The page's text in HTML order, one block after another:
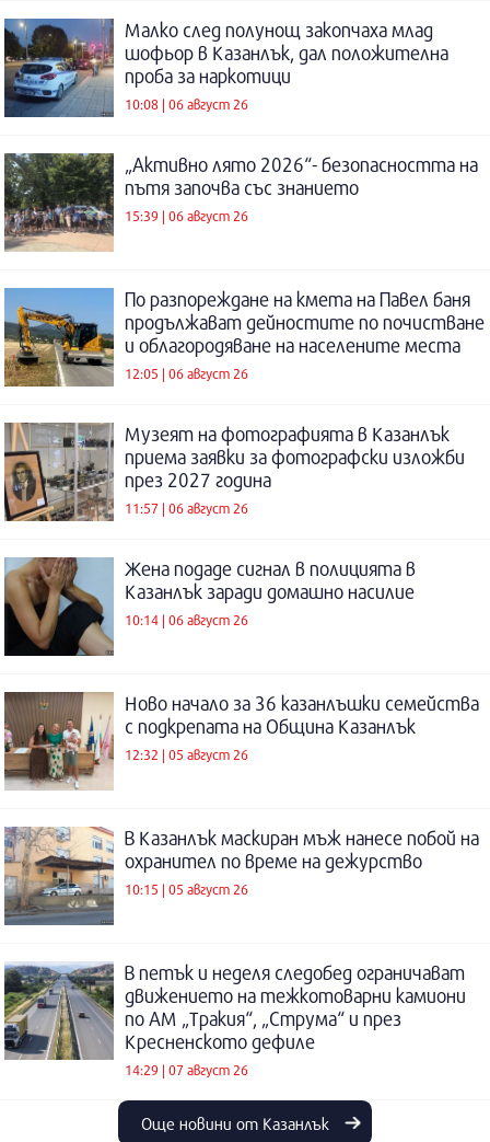
Малко след полунощ закопчаха млад
шофьор в Казанлък, дал положителна
проба за наркотици
10:08 | 06 август 26
„Активно лято 2026“- безопасността на
пътя започва със знанието
15:39 | 06 август 26
По разпореждане на кмета на Павел баня
продължават дейностите по почистване
и облагородяване на населените места
12:05 | 06 август 26
Музеят на фотографията в Казанлък
приема заявки за фотографски изложби
през 2027 година
11:57 | 06 август 26
Жена подаде сигнал в полицията в
Казанлък заради домашно насилие
10:14 | 06 август 26
Ново начало за 36 казанлъшки семейства
с подкрепата на Община Казанлък
12:32 | 05 август 26
В Казанлък маскиран мъж нанесе побой на
охранител по време на дежурство
10:15 | 05 август 26
В петък и неделя следобед ограничават
движението на тежкотоварни камиони
по АМ „Тракия“, „Струма“ и през
Кресненското дефиле
14:29 | 07 август 26
Още новини от Казанлък